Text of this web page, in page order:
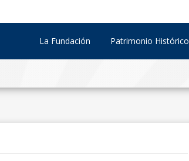
La Fundación Patrimonio Histórico